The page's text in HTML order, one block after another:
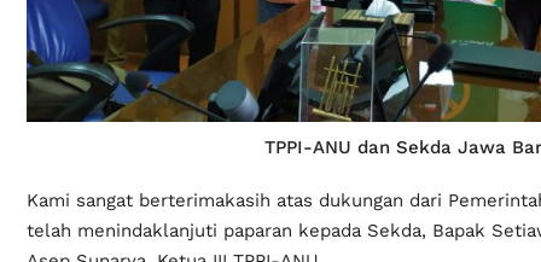
TPPI-ANU dan Sekda Jawa
Kami sangat berterimakasih atas dukungan dari
telah menindaklanjuti paparan kepada Sekda, Bapak